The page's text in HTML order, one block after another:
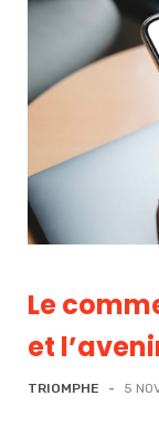
Le
et
TRIOMPHE - 5